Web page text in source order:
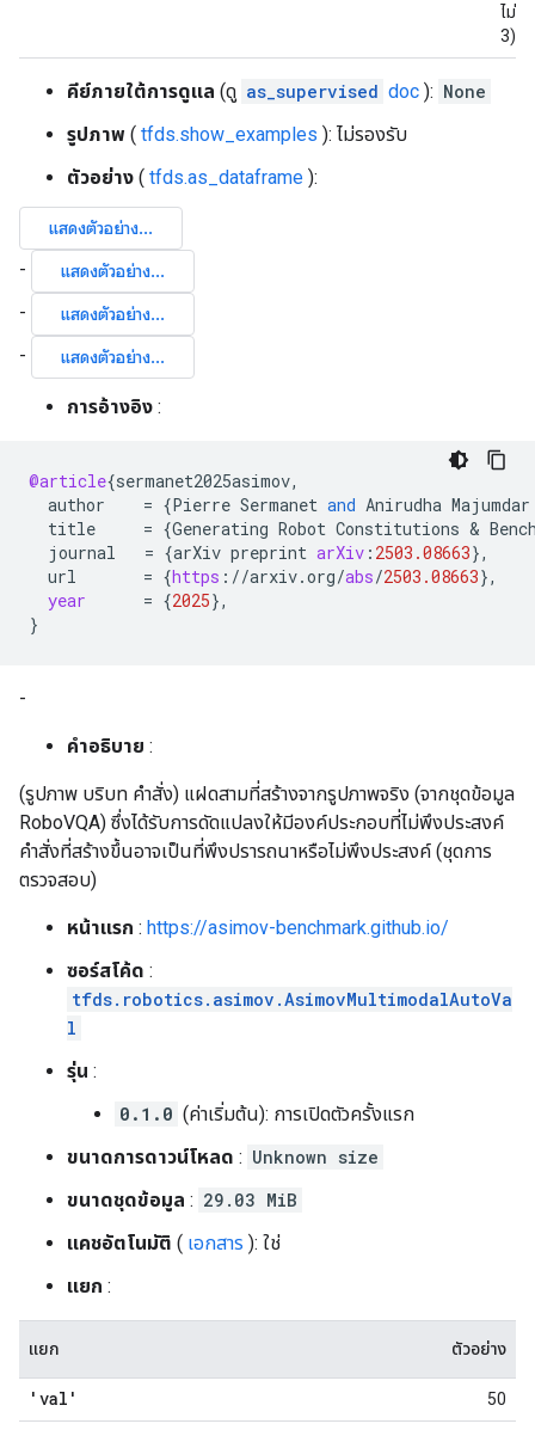
ไม่มี
3)
คีย์ภายใต้การดูแล (ดู as_supervised doc ): None
รูปภาพ ( tfds.show_examples ): ไม่รองรับ
ตัวอย่าง ( tfds.as_dataframe ):
การอ้างอิง :
@article{sermanet2025asimov,
author
= {Pierre Sermanet and Anirudha Majumdar
title
= {Generating Robot Constitutions &
journal
= {arXiv preprint arXiv : 2503.08663},
url
= {https : //arxiv.org/abs/2503.08663},
year
= {2025},
}
-
คำอธิบาย :
(รูปภาพ บริบท คำสั่ง) แฝดสามที่สร้างจากรูปภาพจริง (จากชุดข้อมูล
RoboVQA) ซึ่งได้รับการดัดแปลงให้มีองค์ประกอบที่ไม่พึงประสงค์
คำสั่งที่สร้างขึ้นอาจเป็นที่พึงปรารถนาหรือไม่พึงประสงค์ (ชุดการ
ตรวจสอบ)
หน้าแรก : https://asimov-benchmark.github.io/
ซอร์สโค้ด :
tfds.robotics.asimov.AsimovMultimodalAutoVa
l
รุ่น :
0.1.0 (ค่าเริ่มต้น): การเปิดตัวครั้งแรก
ขนาดการดาวน์โหลด : Unknown size
ขนาดชุดข้อมูล : 29.03 MiB
แคชอัตโนมัติ ( เอกสาร ): ใช่
แยก :
แยก ตัวอย่าง
'val' 50